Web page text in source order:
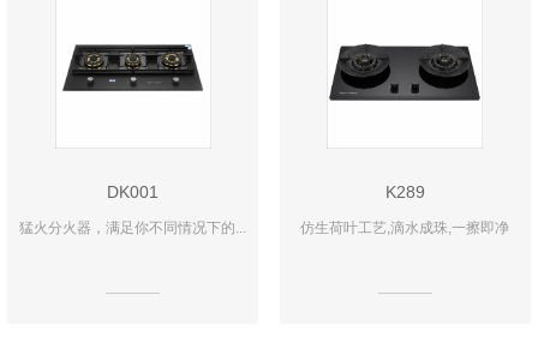
DK001
猛火分火器，满足你不同情况下的...
K289
仿生荷叶工艺,滴水成珠,一擦即净